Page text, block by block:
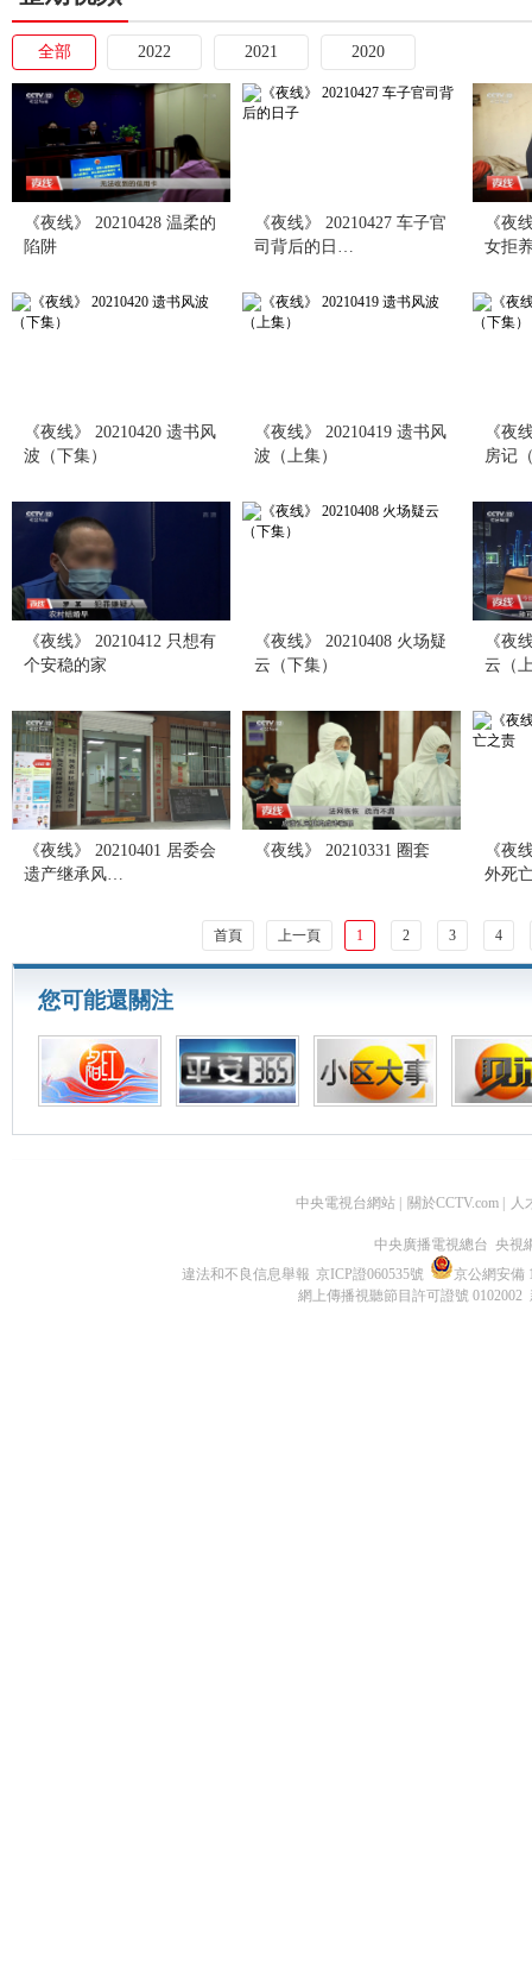
全部 2022 2021 2020
《夜线》 20210428 温柔的
陷阱
《夜线》 20210427 车子官
司背后的日…
《夜
女拒
《夜线》 20210420 遗书风
波（下集）
《夜线》 20210419 遗书风
波（上集）
《夜
房记
《夜线》 20210412 只想有
个安稳的家
《夜线》 20210408 火场疑
云（下集）
《夜
云（
《夜线》 20210401 居委会
遗产继承风…
《夜线》 20210331 圈套
《夜
外死
首頁 上一頁 1 2 3 4
您可能還關注
中央電視台網站 關於CCTV.com 人
中央廣播電視總台 央視
違法和不良信息舉報 京ICP證060535號
京公網安備
網上傳播視聽節目許可證號 0102002